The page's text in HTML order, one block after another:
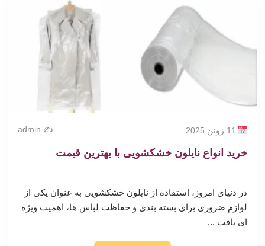
✍️ admin
خرید انواع نایلون خشکشویی با بهترین قیمت
در دنیای امروز، استفاده از نایلون خشکشویی به عنوان یکی از
لوازم ضروری برای بسته بندی و حفاظت لباس ها، اهمیت ویژه
ای یافت ...